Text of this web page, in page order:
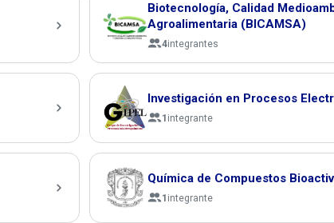
Biotecnología, Calidad
Agroalimentaria (BICAMSA)
4integrantes
Investigación en Procesos
1 integrante
Química de Compuestos
1 integrante